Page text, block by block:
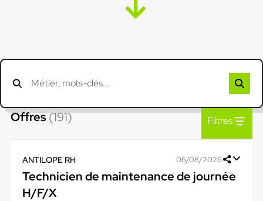
Offres(191) Filtres
ANTILOPE RH 06/08/2026
Technicien de maintenance de journée
H/F/X